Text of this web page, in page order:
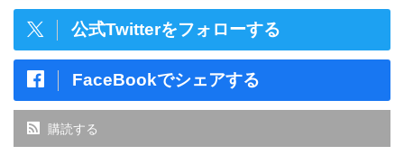
公式Twitterをフォローする
FaceBookでシェアする
購読する